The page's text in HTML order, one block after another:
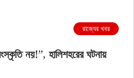
রাজ্যের খবর
নয়!”, হালিশহরের ঘটনায়